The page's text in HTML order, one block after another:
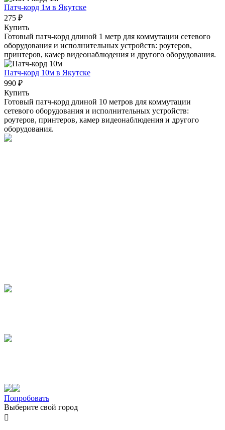
Патч-корд 1м в Якутске
275 ₽
Купить
Готовый патч-корд длиной 1 метр для коммутации сетевого
оборудования и исполнительных устройств: роутеров,
принтеров, камер видеонаблюдения и другого оборудования.
Патч-корд 10м в Якутске
990 ₽
Купить
Готовый патч-корд длиной 10 метров для коммутации
сетевого оборудования и исполнительных устройств:
роутеров, принтеров, камер видеонаблюдения и другого
оборудования.
Попробовать
Выберите свой город
